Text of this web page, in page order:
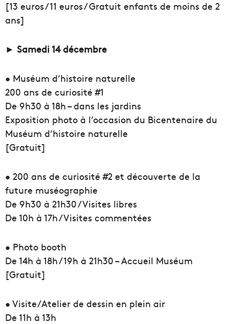
[13 euros / 11 euros / Gratuit enfants de moins de 2
ans]
► Samedi 14 décembre
• Muséum d’histoire naturelle
200 ans de curiosité #1
De 9h30 à 18h – dans les jardins
Exposition photo à l’occasion du Bicentenaire du
Muséum d’histoire naturelle
[Gratuit]
• 200 ans de curiosité #2 et découverte de la
future muséographie
De 9h30 à 21h30 / Visites libres
De 10h à 17h / Visites commentées
• Photo booth
De 14h à 18h / 19h à 21h30 – Accueil Muséum
[Gratuit]
• Visite/Atelier de dessin en plein air
De 11h à 13h